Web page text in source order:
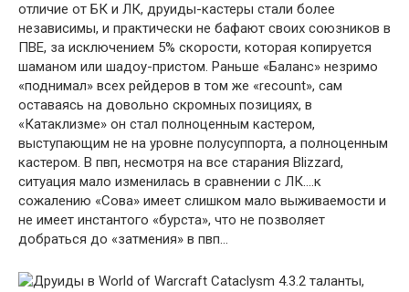
отличие от БК и ЛК, друиды-кастеры стали более
независимы, и практически не бафают своих союзников в
ПВЕ, за исключением 5% скорости, которая копируется
шаманом или шадоу-пристом. Раньше «Баланс» незримо
«поднимал» всех рейдеров в том же «recount», сам
оставаясь на довольно скромных позициях, в
«Катаклизме» он стал полноценным кастером,
выступающим не на уровне полусуппорта, а полноценным
кастером. В пвп, несмотря на все старания Blizzard,
ситуация мало изменилась в сравнении с ЛК….к
сожалению «Сова» имеет слишком мало выживаемости и
не имеет инстантого «бурста», что не позволяет
добраться до «затмения» в пвп…